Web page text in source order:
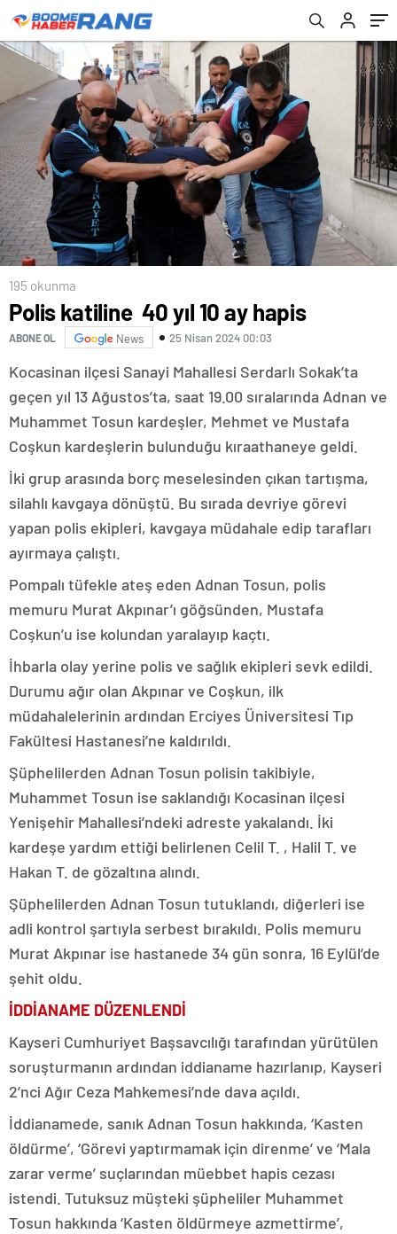
195 okunma
Polis katiline 40 yıl 10 ay hapis
ABONE OL News 25 Nisan 2024 00:03
Kocasinan ilçesi Sanayi Mahallesi Serdarlı Sokak’ta
geçen yıl 13 Ağustos’ta, saat 19.00 sıralarında Adnan ve
Muhammet Tosun kardeşler, Mehmet ve Mustafa
Coşkun kardeşlerin bulunduğu kıraathaneye geldi.
İki grup arasında borç meselesinden çıkan tartışma,
silahlı kavgaya dönüştü. Bu sırada devriye görevi
yapan polis ekipleri, kavgaya müdahale edip tarafları
ayırmaya çalıştı.
Pompalı tüfekle ateş eden Adnan Tosun, polis
memuru Murat Akpınar’ı göğsünden, Mustafa
Coşkun’u ise kolundan yaralayıp kaçtı.
İhbarla olay yerine polis ve sağlık ekipleri sevk edildi.
Durumu ağır olan Akpınar ve Coşkun, ilk
müdahalelerinin ardından Erciyes Üniversitesi Tıp
Fakültesi Hastanesi’ne kaldırıldı.
Şüphelilerden Adnan Tosun polisin takibiyle,
Muhammet Tosun ise saklandığı Kocasinan ilçesi
Yenişehir Mahallesi’ndeki adreste yakalandı. İki
kardeşe yardım ettiği belirlenen Celil T. , Halil T. ve
Hakan T. de gözaltına alındı.
Şüphelilerden Adnan Tosun tutuklandı, diğerleri ise
adli kontrol şartıyla serbest bırakıldı. Polis memuru
Murat Akpınar ise hastanede 34 gün sonra, 16 Eylül’de
şehit oldu.
İDDİANAME DÜZENLENDİ
Kayseri Cumhuriyet Başsavcılığı tarafından yürütülen
soruşturmanın ardından iddianame hazırlanıp, Kayseri
2’nci Ağır Ceza Mahkemesi’nde dava açıldı.
İddianamede, sanık Adnan Tosun hakkında, ‘Kasten
öldürme’, ‘Görevi yaptırmamak için direnme’ ve ‘Mala
zarar verme’ suçlarından müebbet hapis cezası
istendi. Tutuksuz müşteki şüpheliler Muhammet
Tosun hakkında ‘Kasten öldürmeye azmettirme’,